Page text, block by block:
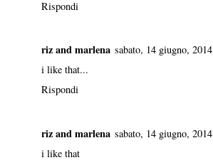
Rispondi
riz and marlena sabato, 14 giugno, 2014
i like that...
Rispondi
riz and marlena sabato, 14 giugno, 2014
i like that